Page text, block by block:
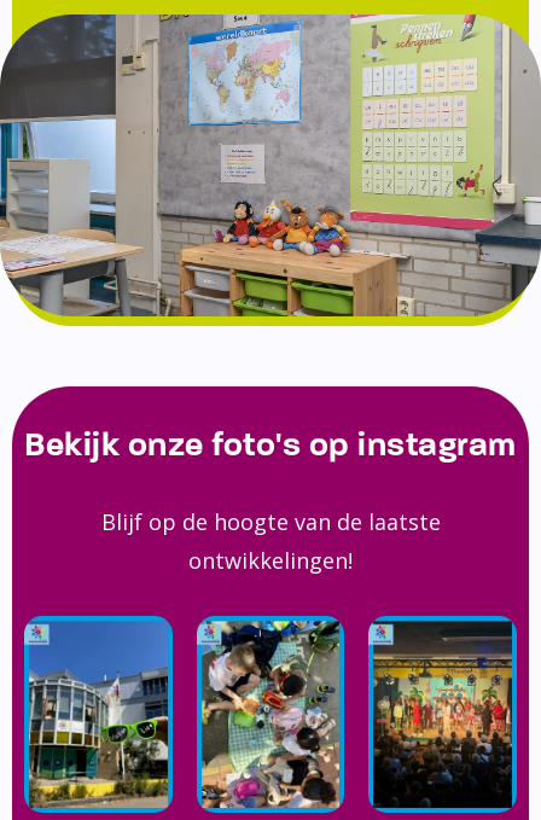
Bekijk onze foto's op instagram
Blijf op de hoogte van de laatste
ontwikkelingen!